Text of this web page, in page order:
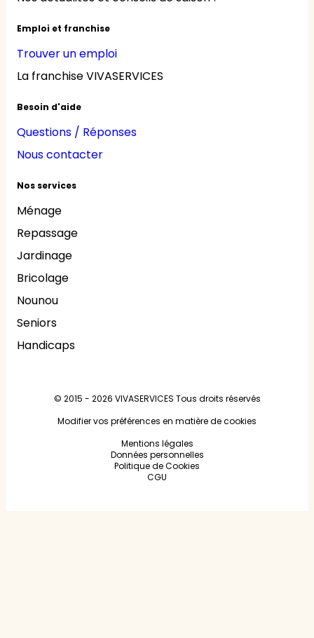
Emploi et franchise
Trouver un emploi
La franchise VIVASERVICES
Besoin d'aide
Questions / Réponses
Nous contacter
Nos services
Ménage
Repassage
Jardinage
Bricolage
Nounou
Seniors
Handicaps
© 2015 - 2026 VIVASERVICES Tous droits réservés
Modifier vos préférences en matière de cookies
Mentions légales
Données personnelles
Politique de Cookies
CGU